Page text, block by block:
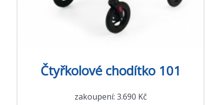
Čtyřkolové chodítko 101
zakoupení: 3.690 Kč